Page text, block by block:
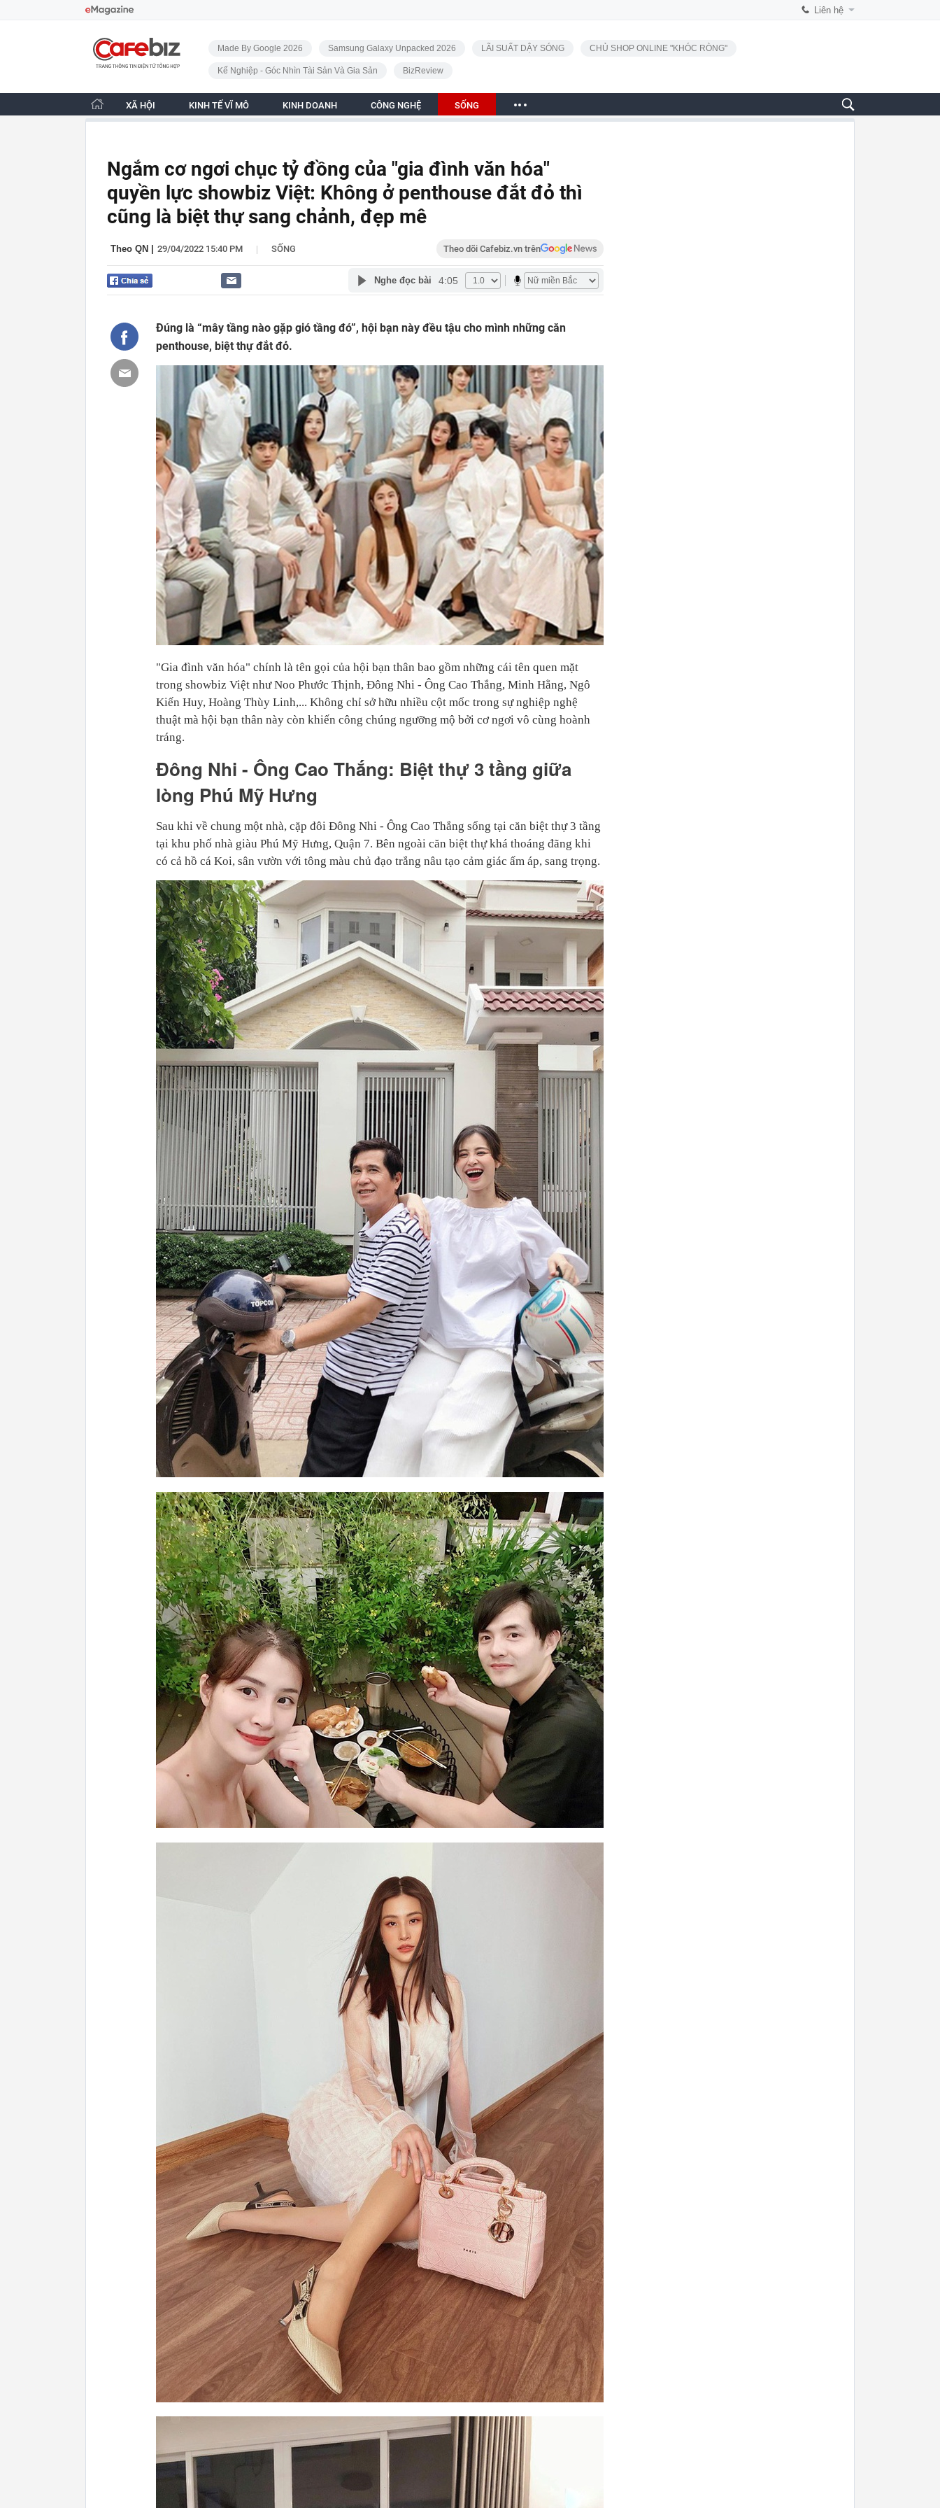
Liên hệ
CafeBiz - Trang chủ
Made By Google 2026 Samsung Galaxy Unpacked 2026 LÃI SUẤT DẬY SÓNG CHỦ SHOP ONLINE "KHÓC RÒNG"
Kế Nghiệp - Góc Nhìn Tài Sản Và Gia Sản BizReview
XÃ HỘI KINH TẾ VĨ MÔ KINH DOANH CÔNG NGHỆ SỐNG
Ngắm cơ ngơi chục tỷ đồng của "gia đình văn hóa"
quyền lực showbiz Việt: Không ở penthouse đắt đỏ thì
cũng là biệt thự sang chảnh, đẹp mê
Theo QN 29/04/2022 15:40 PM | SỐNG Theo dõi Cafebiz.vn trên
Nghe đọc bài 4:05
Đúng là “mây tầng nào gặp gió tầng đó”, hội bạn này đều tậu cho mình những căn
penthouse, biệt thự đắt đỏ.
"Gia đình văn hóa" chính là tên gọi của hội bạn thân bao gồm những cái tên quen mặt
trong showbiz Việt như Noo Phước Thịnh, Đông Nhi - Ông Cao Thắng, Minh Hằng, Ngô
Kiến Huy, Hoàng Thùy Linh,... Không chỉ sở hữu nhiều cột mốc trong sự nghiệp nghệ
thuật mà hội bạn thân này còn khiến công chúng ngưỡng mộ bởi cơ ngơi vô cùng hoành
tráng.
Đông Nhi - Ông Cao Thắng: Biệt thự 3 tầng giữa
lòng Phú Mỹ Hưng
Sau khi về chung một nhà, cặp đôi Đông Nhi - Ông Cao Thắng sống tại căn biệt thự 3 tầng
tại khu phố nhà giàu Phú Mỹ Hưng, Quận 7. Bên ngoài căn biệt thự khá thoáng đãng khi
có cả hồ cá Koi, sân vườn với tông màu chủ đạo trắng nâu tạo cảm giác ấm áp, sang trọng.